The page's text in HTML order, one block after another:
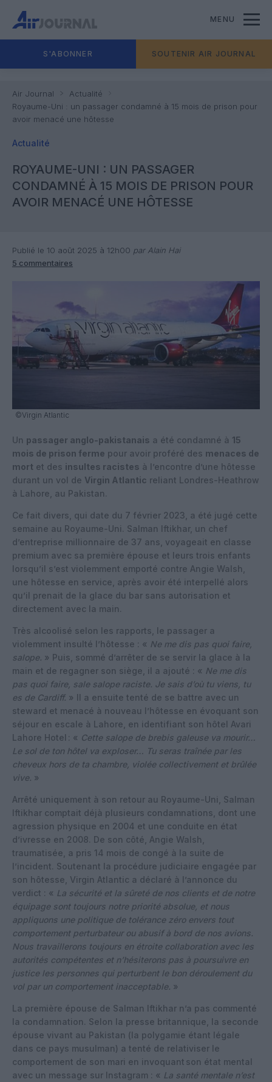
MENU
S'ABONNER SOUTENIR AIR JOURNAL
Air Journal
Actualité
Royaume-Uni : un passager condamné à 15 mois de prison pour
avoir menacé une hôtesse
Actualité
ROYAUME-UNI : UN PASSAGER
CONDAMNÉ À 15 MOIS DE PRISON POUR
AVOIR MENACÉ UNE HÔTESSE
Publié le 10 août 2025 à 12h00 par Alain Hai
5 commentaires
©Virgin Atlantic
Un passager anglo-pakistanais a été condamné à 15
mois de prison ferme pour avoir proféré des menaces de
mort et des insultes racistes à l’encontre d’une hôtesse
durant un vol de Virgin Atlantic reliant Londres-Heathrow
à Lahore, au Pakistan.
Ce fait divers, qui date du 7 février 2023, a été jugé cette
semaine au Royaume-Uni. Salman Iftikhar, un chef
d’entreprise millionnaire de 37 ans, voyageait en classe
premium avec sa première épouse et leurs trois enfants
lorsqu’il s’est violemment emporté contre Angie Walsh,
une hôtesse en service, après avoir été interpellé alors
qu’il prenait de la glace du bar sans autorisation et
directement avec la main.
Très alcoolisé selon les rapports, le passager a
violemment insulté l’hôtesse : « Ne me dis pas quoi faire,
salope. » Puis, sommé d’arrêter de se servir la glace à la
main et de regagner son siège, il a ajouté : « Ne me dis
pas quoi faire, sale salope raciste. Je sais d’où tu viens, tu
es de Cardiff. » Il a ensuite tenté de se battre avec un
steward et menacé à nouveau l’hôtesse en évoquant son
séjour en escale à Lahore, en identifiant son hôtel Avari
Lahore Hotel : « Cette salope de brebis galeuse va mourir…
Le sol de ton hôtel va exploser… Tu seras traînée par les
cheveux hors de ta chambre, violée collectivement et brûlée
vive. »
Arrêté uniquement à son retour au Royaume-Uni, Salman
Iftikhar comptait déjà plusieurs condamnations, dont une
agression physique en 2004 et une conduite en état
d’ivresse en 2008. De son côté, Angie Walsh,
traumatisée, a pris 14 mois de congé à la suite de
l’incident. Soutenant la procédure judiciaire engagée par
son hôtesse, Virgin Atlantic a déclaré à l’annonce du
verdict : « La sécurité et la sûreté de nos clients et de notre
équipage sont toujours notre priorité absolue, et nous
appliquons une politique de tolérance zéro envers tout
comportement perturbateur ou abusif à bord de nos avions.
Nous travaillerons toujours en étroite collaboration avec les
autorités compétentes et n’hésiterons pas à poursuivre en
justice les personnes qui perturbent le bon déroulement du
vol par un comportement inacceptable. »
La première épouse de Salman Iftikhar n’a pas commenté
la condamnation. Selon la presse britannique, la seconde
épouse vivant au Pakistan (la polygamie étant légale
dans ce pays musulman) a tenté de relativiser le
comportement de son mari en invoquant son état mental
avec un message sur Instagram : « La santé mentale n’est